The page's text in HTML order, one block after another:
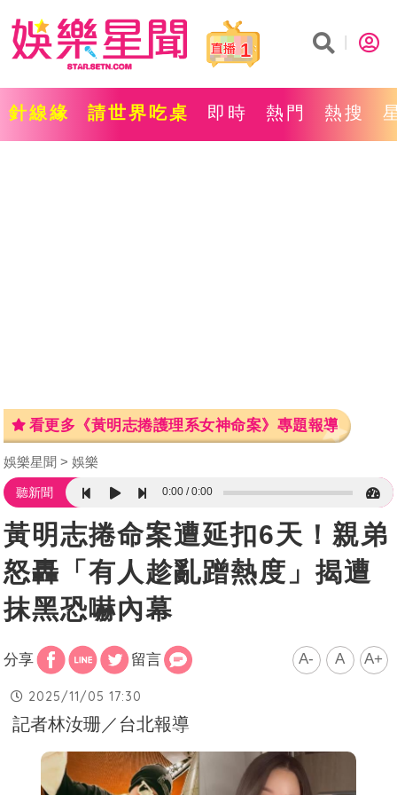
1
針線緣 請世界吃桌 即時 熱門 熱搜
看更多《黃明志捲護理系女神命案》專題報導
娛樂星聞 娛樂
聽新聞 0:00 0:00
黃明志捲命案遭延扣6天！親弟
怒轟「有人趁亂蹭熱度」揭遭
抹黑恐嚇內幕
分享 留言 A- A A+
2025/11/05 17:30
記者林汝珊／台北報導